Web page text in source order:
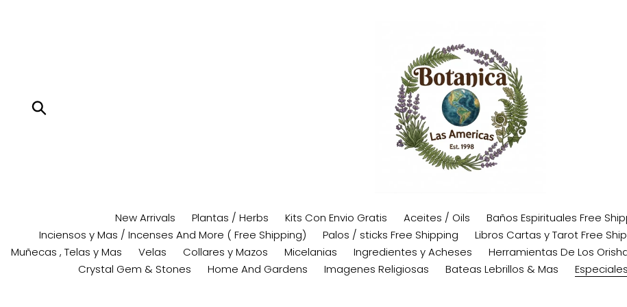
New Arrivals Plantas / Herbs Kits Con Envio Gratis Aceites / Oils Baños Espirituales Free
Inciensos y Mas / Incenses And More ( Free Shipping)
Palos / sticks Free Shipping Libros Cartas y Tarot Free
Muñecas , Telas y Mas
Velas Collares y Mazos Micelanias Ingredientes y Acheses Herramientas De Los
Crystal Gem & Stones
Home And Gardens Imagenes Religiosas Bateas Lebrillos & Mas